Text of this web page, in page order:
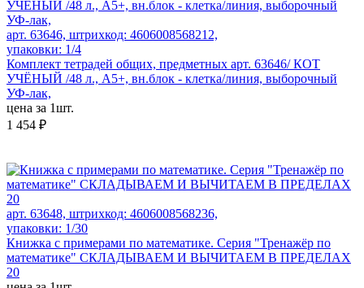
арт. 63646, штрихкод: 4606008568212,
упаковки: 1/4
Комплект тетрадей общих, предметных арт. 63646/ КОТ
УЧЁНЫЙ /48 л., А5+, вн.блок - клетка/линия, выборочный
УФ-лак,
цена за 1шт.
1 454 ₽
арт. 63648, штрихкод: 4606008568236,
упаковки: 1/30
Книжка с примерами по математике. Серия "Тренажёр по
математике" СКЛАДЫВАЕМ И ВЫЧИТАЕМ В ПРЕДЕЛАХ
20